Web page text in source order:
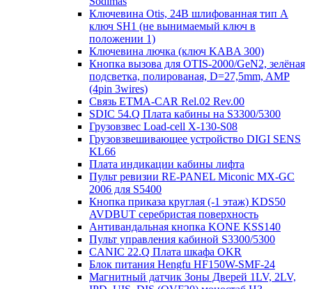
Ключевина Otis, 24В шлифованная тип А
ключ SH1 (не вынимаемый ключ в
положении 1)
Ключевина лючка (ключ KABA 300)
Кнопка вызова для OTIS-2000/GeN2, зелёная
подсветка, полированая, D=27,5mm, AMP
(4pin 3wires)
Связь ETMA-CAR Rel.02 Rev.00
SDIC 54.Q Плата кабины на S3300/5300
Грузовзвес Load-cell X-130-S08
Грузовзвешивающее устройство DIGI SENS
KL66
Плата индикации кабины лифта
Пульт ревизии RE-PANEL Miconic MX-GC
2006 для S5400
Кнопка приказа круглая (-1 этаж) KDS50
AVDBUT серебристая поверхность
Антивандальная кнопка KONE KSS140
Пульт управления кабиной S3300/5300
CANIC 22.Q Плата шкафа OKR
Блок питания Hengfu HF150W-SMF-24
Магнитный датчик Зоны Дверей 1LV, 2LV,